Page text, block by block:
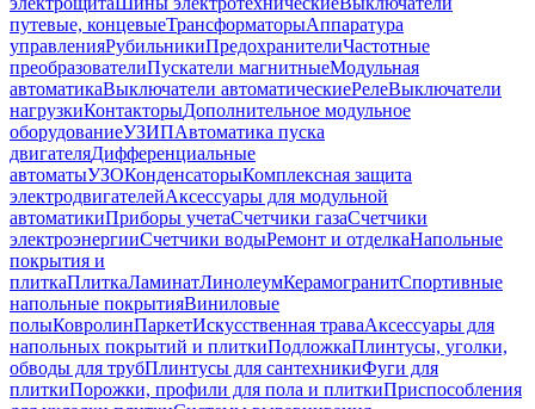
путевые, концевыеТрансформаторыАппаратура
управленияРубильникиПредохранителиЧастотные
преобразователиПускатели магнитныеМодульная
автоматикаВыключатели автоматическиеРелеВыключатели
нагрузкиКонтакторыДополнительное модульное
оборудованиеУЗИПАвтоматика пуска
двигателяДифференциальные
автоматыУЗОКонденсаторыКомплексная защита
электродвигателейАксессуары для модульной
автоматикиПриборы учетаСчетчики газаСчетчики
электроэнергииСчетчики водыРемонт и отделкаНапольные
покрытия и
плиткаПлиткаЛаминатЛинолеумКерамогранитСпортивные
напольные покрытияВиниловые
полыКовролинПаркетИскусственная траваАксессуары для
напольных покрытий и плиткиПодложкаПлинтусы, уголки,
обводы для трубПлинтусы для сантехникиФуги для
плиткиПорожки, профили для пола и плиткиПриспособления